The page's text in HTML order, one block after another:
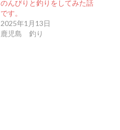
のんびりと釣りをしてみた話
です。
2025年1月13日
鹿児島 釣り